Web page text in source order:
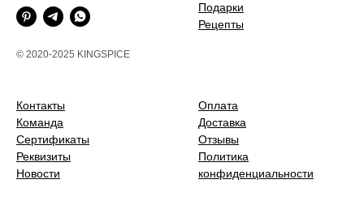
© 2020-2025 KINGSPICE
Подарки
Рецепты
Контакты
Команда
Сертификаты
Реквизиты
Новости
Оплата
Доставка
Отзывы
Политика
конфиденциальности